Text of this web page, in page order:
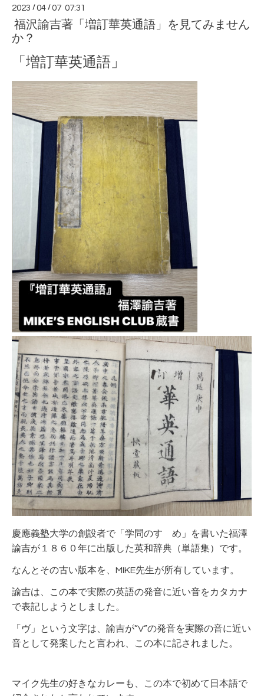
2023 /04 /07 07:31
福沢諭吉著「増訂華英通語」を見てみません
か？
「増訂華英通語」
慶應義塾大学の創設者で「学問のすゝめ」を書いた福澤
諭吉が１８６０年に出版した英和辞典（単語集）です。
なんとその古い版本を、MIKE先生が所有しています。
諭吉は、この本で実際の英語の発音に近い音をカタカナ
で表記しようとしました。
「ヴ」という文字は、諭吉が”V”の発音を実際の音に近い
音として発案したと言われ、この本に記されました。
マイク先生の好きなカレーも、この本で初めて日本語で